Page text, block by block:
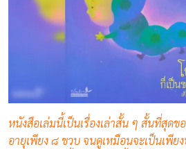
หนังสือเล่มนี้เป็นเรื่องเล่าสั้น ๆ สั้นที่สุดข
อายุเพียง ๘ ขวบ จนดูเหมือนจะเป็นเพีย